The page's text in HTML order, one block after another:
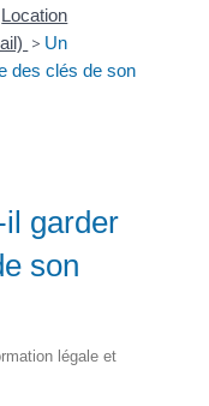
Location
> Un
des clés de son
garder
son
légale et